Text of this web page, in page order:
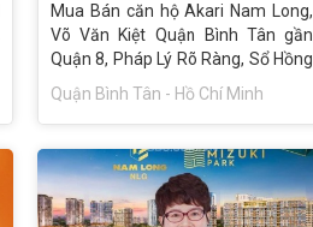
Mua Bán căn hộ Akari Nam Long,
Võ Văn Kiệt Quận Bình Tân gần
Quận 8, Pháp Lý Rõ Ràng, Sổ Hồng
Riêng, Nhận Nhà Mới Ở và Cho
Thuê Ngay. LH: 0907404455
Quận Bình Tân - Hồ Chí Minh